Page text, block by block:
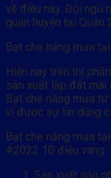
về điều này. Đội ngũ
quận huyện tại Quận
Bạt che nắng mưa
Hiện nay trên thị
sản xuất lắp đặt mái
Bạt che nắng mưa
vị được sự tin dùng
Bạt che nắng mưa
#2022 10 điều vàng
Sản xuất sản